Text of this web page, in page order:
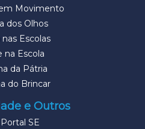
Movimento
dos Olhos
nas Escolas
na Escola
da Pátria
do Brincar
e Outros
SE